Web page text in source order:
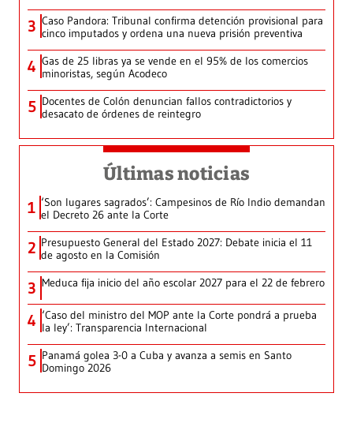
3 Caso Pandora: Tribunal confirma detención provisional para
cinco imputados y ordena una nueva prisión preventiva
4 Gas de 25 libras ya se vende en el 95% de los comercios
minoristas, según Acodeco
5 Docentes de Colón denuncian fallos contradictorios y
desacato de órdenes de reintegro
Últimas noticias
1 ‘Son lugares sagrados’: Campesinos de Río Indio demandan
el Decreto 26 ante la Corte
2 Presupuesto General del Estado 2027: Debate inicia el 11
de agosto en la Comisión
3 Meduca fija inicio del año escolar 2027 para el 22 de febrero
4 ‘Caso del ministro del MOP ante la Corte pondrá a prueba
la ley’: Transparencia Internacional
5 Panamá golea 3-0 a Cuba y avanza a semis en Santo
Domingo 2026